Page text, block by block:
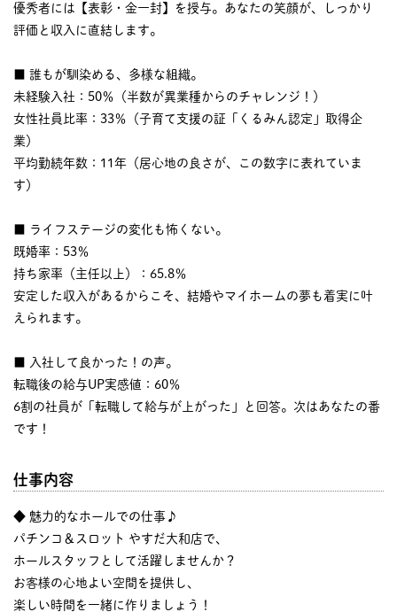
優秀者には【表彰・金一封】を授与。あなたの笑顔が、しっかり
評価と収入に直結します。
■ 誰もが馴染める、多様な組織。
未経験入社：50％（半数が異業種からのチャレンジ！）
女性社員比率：33％（子育て支援の証「くるみん認定」取得企
業）
平均勤続年数：11年（居心地の良さが、この数字に表れていま
す）
■ ライフステージの変化も怖くない。
既婚率：53％
持ち家率（主任以上）：65.8％
安定した収入があるからこそ、結婚やマイホームの夢も着実に叶
えられます。
■ 入社して良かった！の声。
転職後の給与UP実感値：60％
6割の社員が「転職して給与が上がった」と回答。次はあなたの番
です！
仕事内容
◆ 魅力的なホールでの仕事♪
パチンコ＆スロット やすだ大和店で、
ホールスタッフとして活躍しませんか？
お客様の心地よい空間を提供し、
楽しい時間を一緒に作りましょう！